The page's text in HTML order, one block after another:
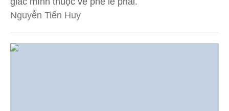
Nguyễn Tiến Huy